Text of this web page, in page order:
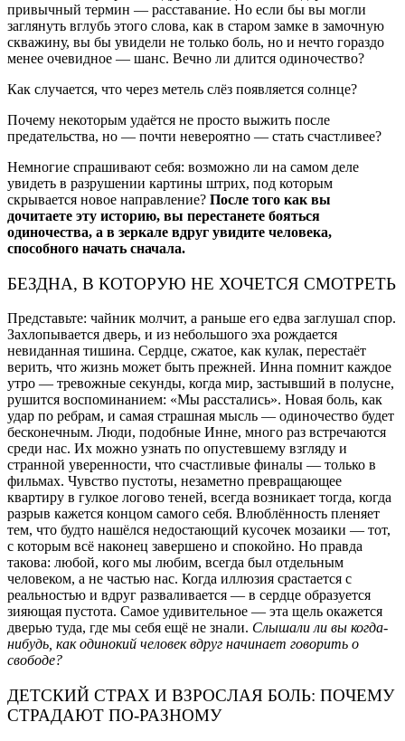
привычный термин — расставание. Но если бы вы могли
заглянуть вглубь этого слова, как в старом замке в замочную
скважину, вы бы увидели не только боль, но и нечто гораздо
менее очевидное — шанс. Вечно ли длится одиночество?
Как случается, что через метель слёз появляется солнце?
Почему некоторым удаётся не просто выжить после
предательства, но — почти невероятно — стать счастливее?
Немногие спрашивают себя: возможно ли на самом деле
увидеть в разрушении картины штрих, под которым
скрывается новое направление? После того как вы
дочитаете эту историю, вы перестанете бояться
одиночества, а в зеркале вдруг увидите человека,
способного начать сначала.
БЕЗДНА, В КОТОРУЮ НЕ ХОЧЕТСЯ СМОТРЕТЬ
Представьте: чайник молчит, а раньше его едва заглушал спор.
Захлопывается дверь, и из небольшого эха рождается
невиданная тишина. Сердце, сжатое, как кулак, перестаёт
верить, что жизнь может быть прежней. Инна помнит каждое
утро — тревожные секунды, когда мир, застывший в полусне,
рушится воспоминанием: «Мы расстались». Новая боль, как
удар по ребрам, и самая страшная мысль — одиночество будет
бесконечным. Люди, подобные Инне, много раз встречаются
среди нас. Их можно узнать по опустевшему взгляду и
странной уверенности, что счастливые финалы — только в
фильмах. Чувство пустоты, незаметно превращающее
квартиру в гулкое логово теней, всегда возникает тогда, когда
разрыв кажется концом самого себя. Влюблённость пленяет
тем, что будто нашёлся недостающий кусочек мозаики — тот,
с которым всё наконец завершено и спокойно. Но правда
такова: любой, кого мы любим, всегда был отдельным
человеком, а не частью нас. Когда иллюзия срастается с
реальностью и вдруг разваливается — в сердце образуется
зияющая пустота. Самое удивительное — эта щель окажется
дверью туда, где мы себя ещё не знали. Слышали ли вы когда-
нибудь, как одинокий человек вдруг начинает говорить о
свободе?
ДЕТСКИЙ СТРАХ И ВЗРОСЛАЯ БОЛЬ: ПОЧЕМУ
СТРАДАЮТ ПО-РАЗНОМУ